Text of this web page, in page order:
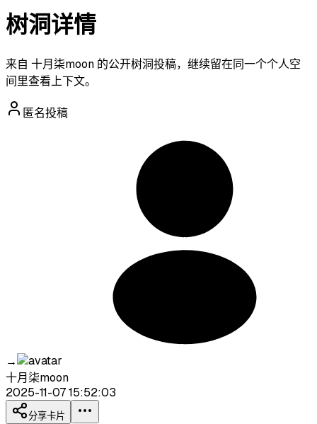
树洞详情
来自 十月柒moon 的公开树洞投稿，继续留在同一个个人空
间里查看上下文。
匿名投稿
→
十月柒moon
2025-11-07 15:52:03
分享卡片